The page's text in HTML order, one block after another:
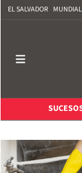
EL SALVADOR